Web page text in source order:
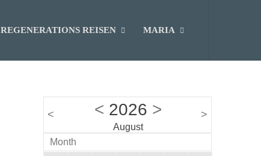
REGENERATIONS REISEN MARIA
< < 2026 >
August
>
Month